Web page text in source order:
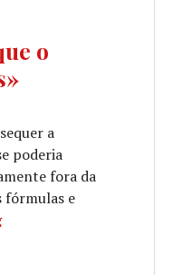
o
a
poderia
fora da
fórmulas e
EM FOCO –»